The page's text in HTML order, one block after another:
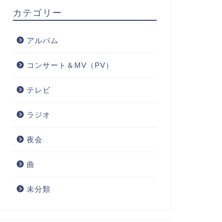
カテゴリー
アルバム
コンサート＆MV（PV）
テレビ
ラジオ
夜会
曲
未分類